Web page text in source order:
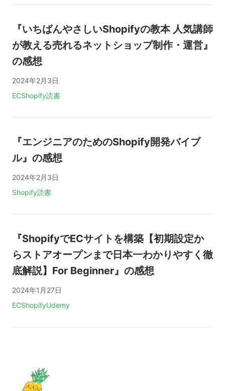
『いちばんやさしいShopifyの教本 人気講師
が教える売れるネットショップ制作・運営』
の感想
2024年2月3日
タグ:
ECShopify読書
『エンジニアのためのShopify開発バイブ
ル』の感想
2024年2月3日
タグ:
Shopify読書
『ShopifyでECサイトを構築【初期設定か
らストアオープンまで日本一わかりやすく徹
底解説】For Beginner』の感想
2024年1月27日
タグ:
ECShopifyUdemy